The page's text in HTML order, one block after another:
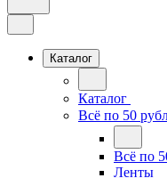
Каталог
Каталог
Всё по 50
Всё по
Ленты